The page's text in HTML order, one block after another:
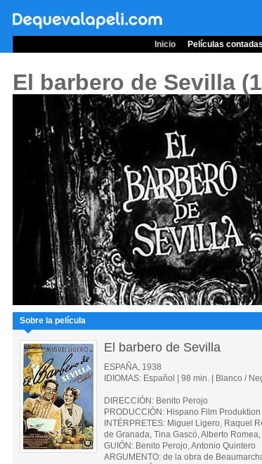
Inicio Películas contadas
El barbero de Sevilla
Sobre la película
El barbero de Sevilla
ESPAÑA, 1938
IDIOMAS: Español | 98 min. | Blanco /
DIRECCIÓN: Benito Perojo
PRODUCCIÓN: Hispano Film
INTÉRPRETES: Miguel Ligero, Raquel
de Granada, Tina Gascó, Alberto
GUIÓN: Benito Perojo, Antonio Quintero
ARGUMENTO: de la obra de